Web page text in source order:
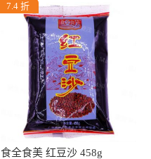
7.4 折
食全食美 红豆沙 458g